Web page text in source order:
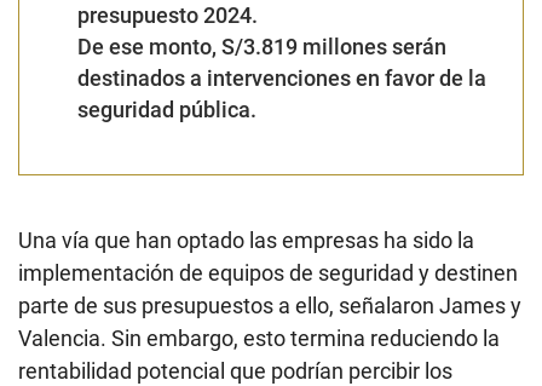
presupuesto 2024.
De ese monto, S/3.819 millones serán
destinados a intervenciones en favor de la
seguridad pública.
Una vía que han optado las empresas ha sido la
implementación de equipos de seguridad y destinen
parte de sus presupuestos a ello, señalaron James y
Valencia. Sin embargo, esto termina reduciendo la
rentabilidad potencial que podrían percibir los